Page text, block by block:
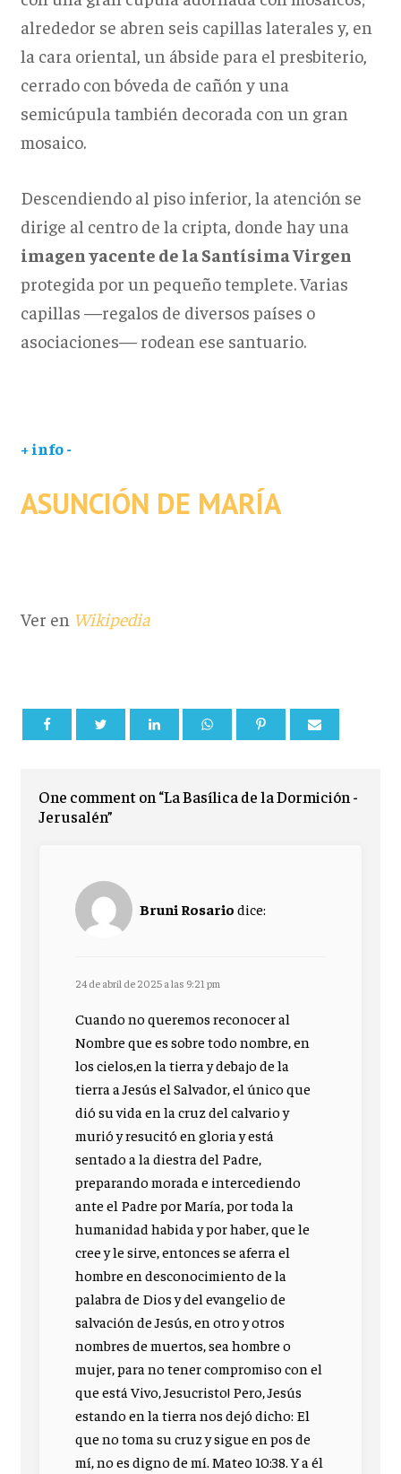
alrededor se abren seis capillas laterales y, en
la cara oriental, un ábside para el presbiterio,
cerrado con bóveda de cañón y una
semicúpula también decorada con un gran
mosaico.
Descendiendo al piso inferior, la atención se
dirige al centro de la cripta, donde hay una
imagen yacente de la Santísima Virgen
protegida por un pequeño templete. Varias
capillas —regalos de diversos países o
asociaciones— rodean ese santuario.
+ info -
ASUNCIÓN DE MARÍA
Ver en Wikipedia
One comment on “La Basílica de la Dormición -
Jerusalén”
Bruni Rosariodice:
24 de abril de 2025 a las 9:21 pm
Cuando no queremos reconocer al
Nombre que es sobre todo nombre, en
los cielos,en la tierra y debajo de la
tierra a Jesús el Salvador, el único que
dió su vida en la cruz del calvario y
murió y resucitó en gloria y está
sentado a la diestra del Padre,
preparando morada e intercediendo
ante el Padre por María, por toda la
humanidad habida y por haber, que le
cree y le sirve, entonces se aferra el
hombre en desconocimiento de la
palabra de Dios y del evangelio de
salvación de Jesús, en otro y otros
nombres de muertos, sea hombre o
mujer, para no tener compromiso con el
que está Vivo, Jesucristo! Pero, Jesús
estando en la tierra nos dejó dicho: El
que no toma su cruz y sigue en pos de
mí, no es digno de mí. Mateo 10:38. Y a él